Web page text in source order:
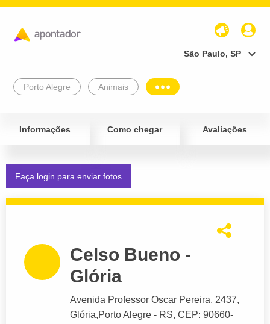
São Paulo, SP
Porto Alegre Animais
Informações Como chegar Avaliações
Faça login para enviar fotos
Celso Bueno -
Glória
Avenida Professor Oscar Pereira, 2437,
Glória,Porto Alegre - RS, CEP: 90660-